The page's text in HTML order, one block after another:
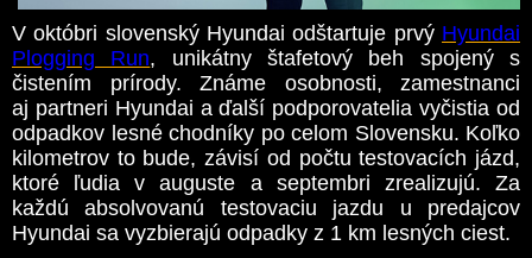
V októbri slovenský Hyundai odštartuje prvý Hyundai
Plogging Run, unikátny štafetový beh spojený s
čistením prírody. Známe osobnosti, zamestnanci
aj partneri Hyundai a ďalší podporovatelia vyčistia od
odpadkov lesné chodníky po celom Slovensku. Koľko
kilometrov to bude, závisí od počtu testovacích jázd,
ktoré ľudia v auguste a septembri zrealizujú. Za
každú absolvovanú testovaciu jazdu u predajcov
Hyundai sa vyzbierajú odpadky z 1 km lesných ciest.